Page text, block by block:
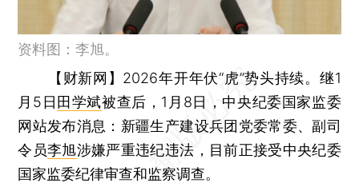
资料图：李旭。
【财新网】 2026年开年伏“虎”势头持续。继1
月5日田学斌被查后，1月8日，中央纪委国家监委
网站发布消息：新疆生产建设兵团党委常委、副司
令员李旭涉嫌严重违纪违法，目前正接受中央纪委
国家监委纪律审查和监察调查。